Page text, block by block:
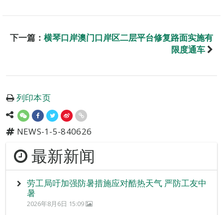
下一篇： 横琴口岸澳门口岸区二层平台修复路面实施有
限度通车
列印本页
NEWS-1-5-840626
最新新闻
劳工局吁加强防暑措施应对酷热天气 严防工友中
暑
2026年8月6日 15:09